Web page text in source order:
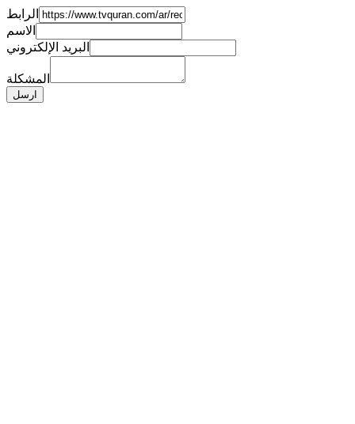
الرابط
الاسم
البريد الإلكتروني
المشكلة
ارسل